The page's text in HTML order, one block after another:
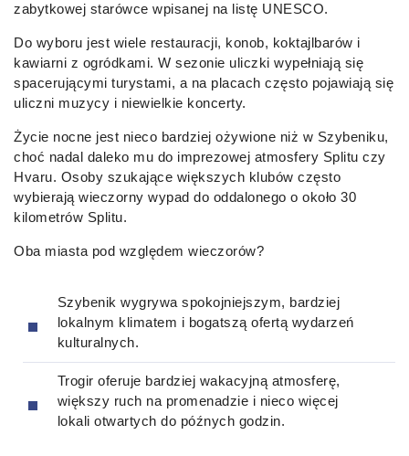
zabytkowej starówce wpisanej na listę UNESCO.
Do wyboru jest wiele restauracji, konob, koktajlbarów i
kawiarni z ogródkami. W sezonie uliczki wypełniają się
spacerującymi turystami, a na placach często pojawiają się
uliczni muzycy i niewielkie koncerty.
Życie nocne jest nieco bardziej ożywione niż w Szybeniku,
choć nadal daleko mu do imprezowej atmosfery Splitu czy
Hvaru. Osoby szukające większych klubów często
wybierają wieczorny wypad do oddalonego o około 30
kilometrów Splitu.
Oba miasta pod względem wieczorów?
Szybenik wygrywa spokojniejszym, bardziej
lokalnym klimatem i bogatszą ofertą wydarzeń
kulturalnych.
Trogir oferuje bardziej wakacyjną atmosferę,
większy ruch na promenadzie i nieco więcej
lokali otwartych do późnych godzin.